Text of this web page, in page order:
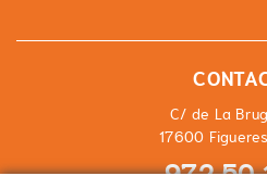
C/ de La
17600